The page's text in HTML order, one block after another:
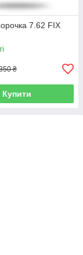
7.62 FIX
₴
Купити